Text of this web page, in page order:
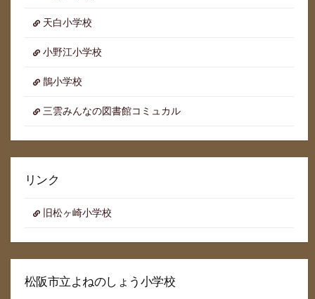
天白小学校
小野江小学校
鵲小学校
三雲みんなの図書館コミュカル
リンク
旧松ヶ崎小学校
松阪市立よねのしょう小学校